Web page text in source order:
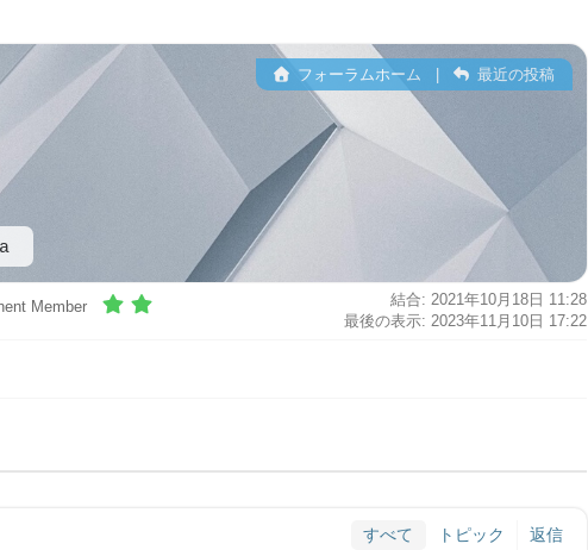
フォーラムホーム 最近の投稿
Member
結合: 2021年10月18日 11:28
最後の表示: 2023年11月10日 17:22
すべて トピック 返信